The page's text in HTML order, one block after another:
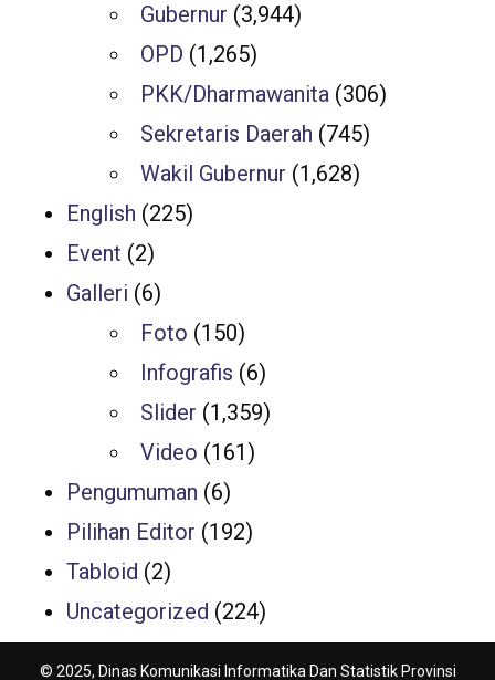
Gubernur (3,944)
OPD (1,265)
PKK/Dharmawanita (306)
Sekretaris Daerah (745)
Wakil Gubernur (1,628)
English (225)
Event (2)
Galleri (6)
Foto (150)
Infografis (6)
Slider (1,359)
Video (161)
Pengumuman (6)
Pilihan Editor (192)
Tabloid (2)
Uncategorized (224)
© 2025, Dinas Komunikasi Informatika Dan Statistik Provinsi